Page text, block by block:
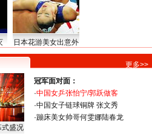
日本花游美女出意外
更多>>
式盛况
冠军面对面：
·中国女乒张怡宁/郭跃做客
·中国女子链球铜牌 张文秀
·蹦床美女帅哥何雯娜陆春龙